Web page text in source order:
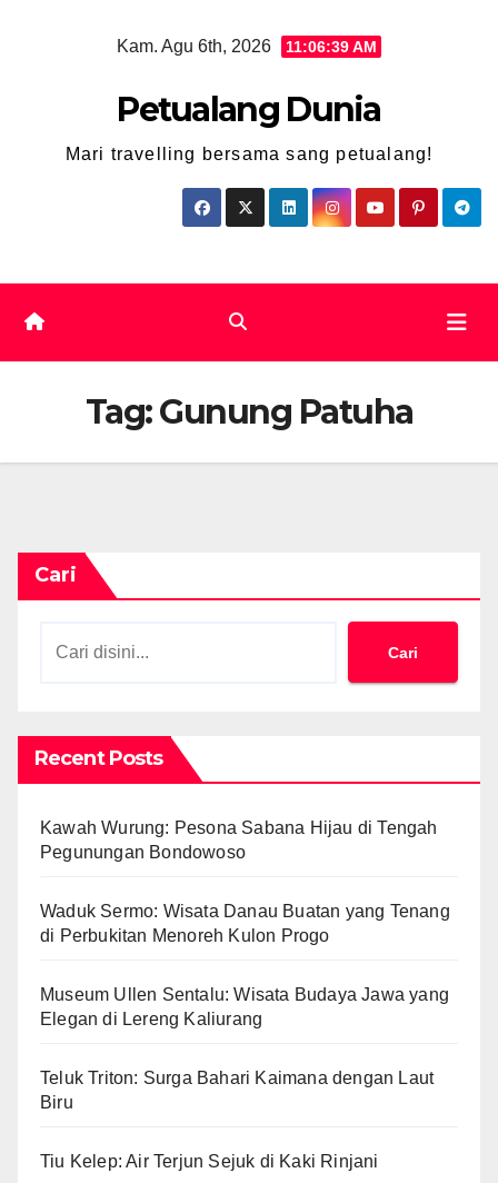
Kam. Agu 6th, 2026 11:06:40 AM
Petualang Dunia
Mari travelling bersama sang petualang!
Tag:Gunung Patuha
Cari
Cari
Recent Posts
Kawah Wurung: Pesona Sabana Hijau di Tengah
Pegunungan Bondowoso
Waduk Sermo: Wisata Danau Buatan yang Tenang
di Perbukitan Menoreh Kulon Progo
Museum Ullen Sentalu: Wisata Budaya Jawa yang
Elegan di Lereng Kaliurang
Teluk Triton: Surga Bahari Kaimana dengan Laut
Biru
Tiu Kelep: Air Terjun Sejuk di Kaki Rinjani